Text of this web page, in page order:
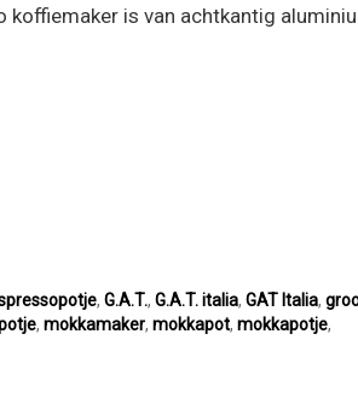
koffiemaker is van achtkantig
, G.A.T., G.A.T. italia, GAT Italia,
, mokkamaker, mokkapot, mokkapotje,